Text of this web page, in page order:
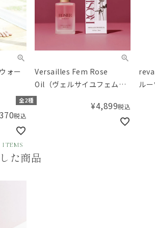
ォー
全2種
税込
Versailles Fem Rose
Oil（ヴェルサイユフェムロ
ーズオイル）
¥4,899税込
ル
ITEMS
た商品